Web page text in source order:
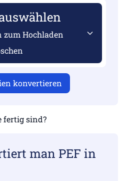
zum Hochladen
konvertieren
fertig sind?
man PEF in